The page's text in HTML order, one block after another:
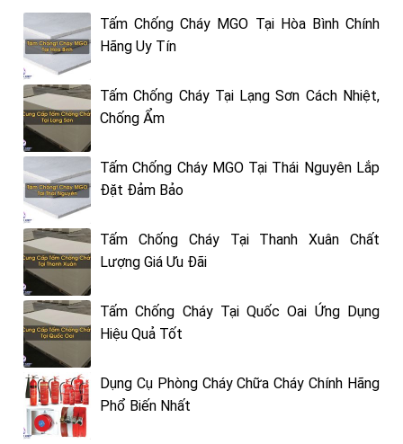
Tấm Chống Cháy MGO Tại Hòa Bình Chính
Hãng Uy Tín
Tấm Chống Cháy Tại Lạng Sơn Cách Nhiệt,
Chống Ẩm
Tấm Chống Cháy MGO Tại Thái Nguyên Lắp
Đặt Đảm Bảo
Tấm Chống Cháy Tại Thanh Xuân Chất
Lượng Giá Ưu Đãi
Tấm Chống Cháy Tại Quốc Oai Ứng Dụng
Hiệu Quả Tốt
Dụng Cụ Phòng Cháy Chữa Cháy Chính Hãng
Phổ Biến Nhất